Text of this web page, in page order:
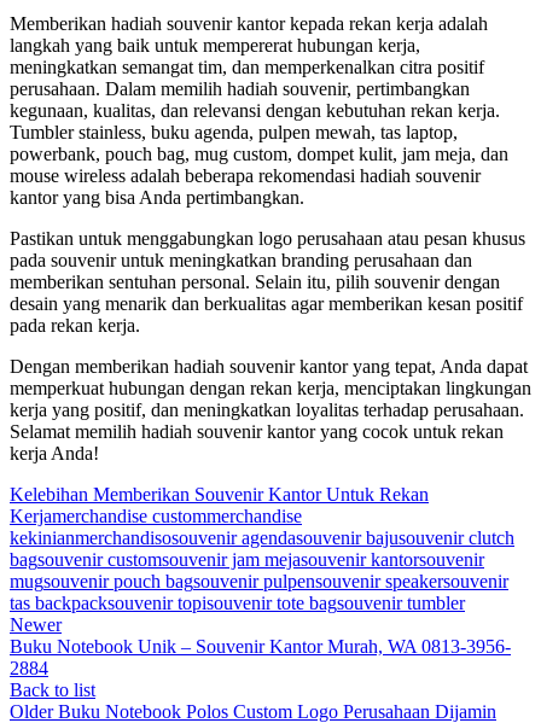
Memberikan hadiah souvenir kantor kepada rekan kerja adalah
langkah yang baik untuk mempererat hubungan kerja,
meningkatkan semangat tim, dan memperkenalkan citra positif
perusahaan. Dalam memilih hadiah souvenir, pertimbangkan
kegunaan, kualitas, dan relevansi dengan kebutuhan rekan kerja.
Tumbler stainless, buku agenda, pulpen mewah, tas laptop,
powerbank, pouch bag, mug custom, dompet kulit, jam meja, dan
mouse wireless adalah beberapa rekomendasi hadiah souvenir
kantor yang bisa Anda pertimbangkan.
Pastikan untuk menggabungkan logo perusahaan atau pesan khusus
pada souvenir untuk meningkatkan branding perusahaan dan
memberikan sentuhan personal. Selain itu, pilih souvenir dengan
desain yang menarik dan berkualitas agar memberikan kesan positif
pada rekan kerja.
Dengan memberikan hadiah souvenir kantor yang tepat, Anda dapat
memperkuat hubungan dengan rekan kerja, menciptakan lingkungan
kerja yang positif, dan meningkatkan loyalitas terhadap perusahaan.
Selamat memilih hadiah souvenir kantor yang cocok untuk rekan
kerja Anda!
Kelebihan Memberikan Souvenir Kantor Untuk Rekan
Kerjamerchandise custommerchandise
kekinianmerchandisosouvenir agendasouvenir bajusouvenir clutch
bagsouvenir customsouvenir jam mejasouvenir kantorsouvenir
mugsouvenir pouch bagsouvenir pulpensouvenir speakersouvenir
tas backpacksouvenir topisouvenir tote bagsouvenir tumbler
Newer
Buku Notebook Unik – Souvenir Kantor Murah, WA 0813-3956-
2884
Back to list
Older Buku Notebook Polos Custom Logo Perusahaan Dijamin